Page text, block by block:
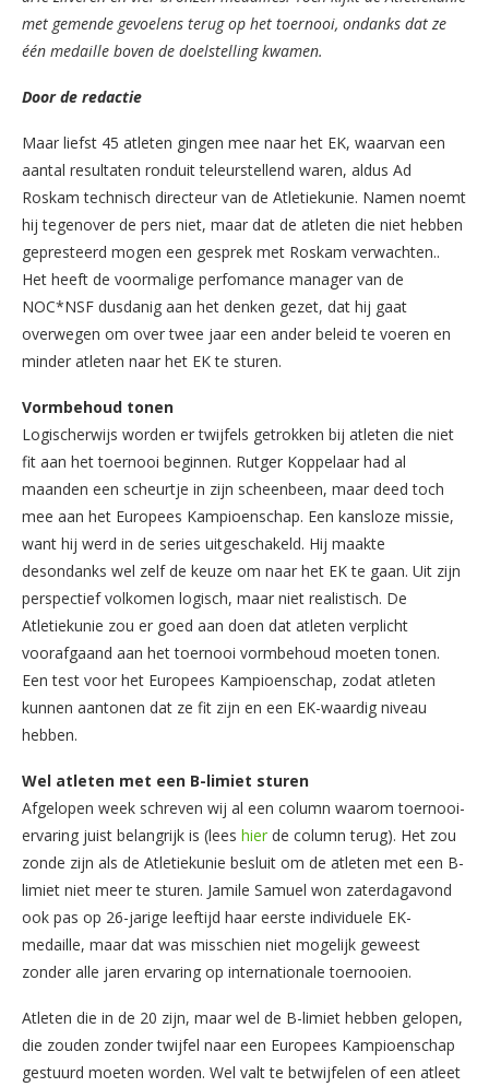
met gemende gevoelens terug op het toernooi, ondanks dat ze
één medaille boven de doelstelling kwamen.
Door de redactie
Maar liefst 45 atleten gingen mee naar het EK, waarvan een
aantal resultaten ronduit teleurstellend waren, aldus Ad
Roskam technisch directeur van de Atletiekunie. Namen noemt
hij tegenover de pers niet, maar dat de atleten die niet hebben
gepresteerd mogen een gesprek met Roskam verwachten..
Het heeft de voormalige perfomance manager van de
NOC*NSF dusdanig aan het denken gezet, dat hij gaat
overwegen om over twee jaar een ander beleid te voeren en
minder atleten naar het EK te sturen.
Vormbehoud tonen
Logischerwijs worden er twijfels getrokken bij atleten die niet
fit aan het toernooi beginnen. Rutger Koppelaar had al
maanden een scheurtje in zijn scheenbeen, maar deed toch
mee aan het Europees Kampioenschap. Een kansloze missie,
want hij werd in de series uitgeschakeld. Hij maakte
desondanks wel zelf de keuze om naar het EK te gaan. Uit zijn
perspectief volkomen logisch, maar niet realistisch. De
Atletiekunie zou er goed aan doen dat atleten verplicht
voorafgaand aan het toernooi vormbehoud moeten tonen.
Een test voor het Europees Kampioenschap, zodat atleten
kunnen aantonen dat ze fit zijn en een EK-waardig niveau
hebben.
Wel atleten met een B-limiet sturen
Afgelopen week schreven wij al een column waarom toernooi-
ervaring juist belangrijk is (lees hier de column terug). Het zou
zonde zijn als de Atletiekunie besluit om de atleten met een B-
limiet niet meer te sturen. Jamile Samuel won zaterdagavond
ook pas op 26-jarige leeftijd haar eerste individuele EK-
medaille, maar dat was misschien niet mogelijk geweest
zonder alle jaren ervaring op internationale toernooien.
Atleten die in de 20 zijn, maar wel de B-limiet hebben gelopen,
die zouden zonder twijfel naar een Europees Kampioenschap
gestuurd moeten worden. Wel valt te betwijfelen of een atleet